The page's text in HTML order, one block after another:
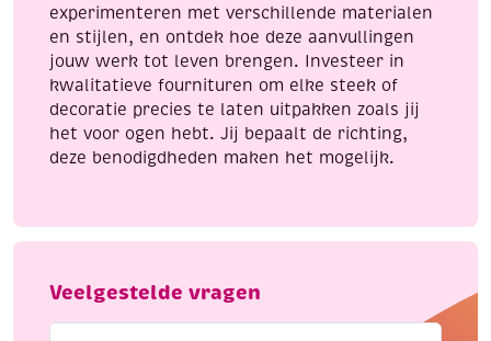
experimenteren met verschillende materialen
en stijlen, en ontdek hoe deze aanvullingen
jouw werk tot leven brengen. Investeer in
kwalitatieve fournituren om elke steek of
decoratie precies te laten uitpakken zoals jij
het voor ogen hebt. Jij bepaalt de richting,
deze benodigdheden maken het mogelijk.
Veelgestelde vragen